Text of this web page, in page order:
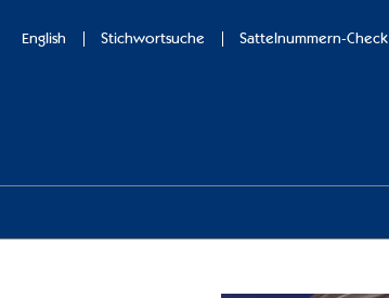
English Stichwortsuche Sattelnummern-Check